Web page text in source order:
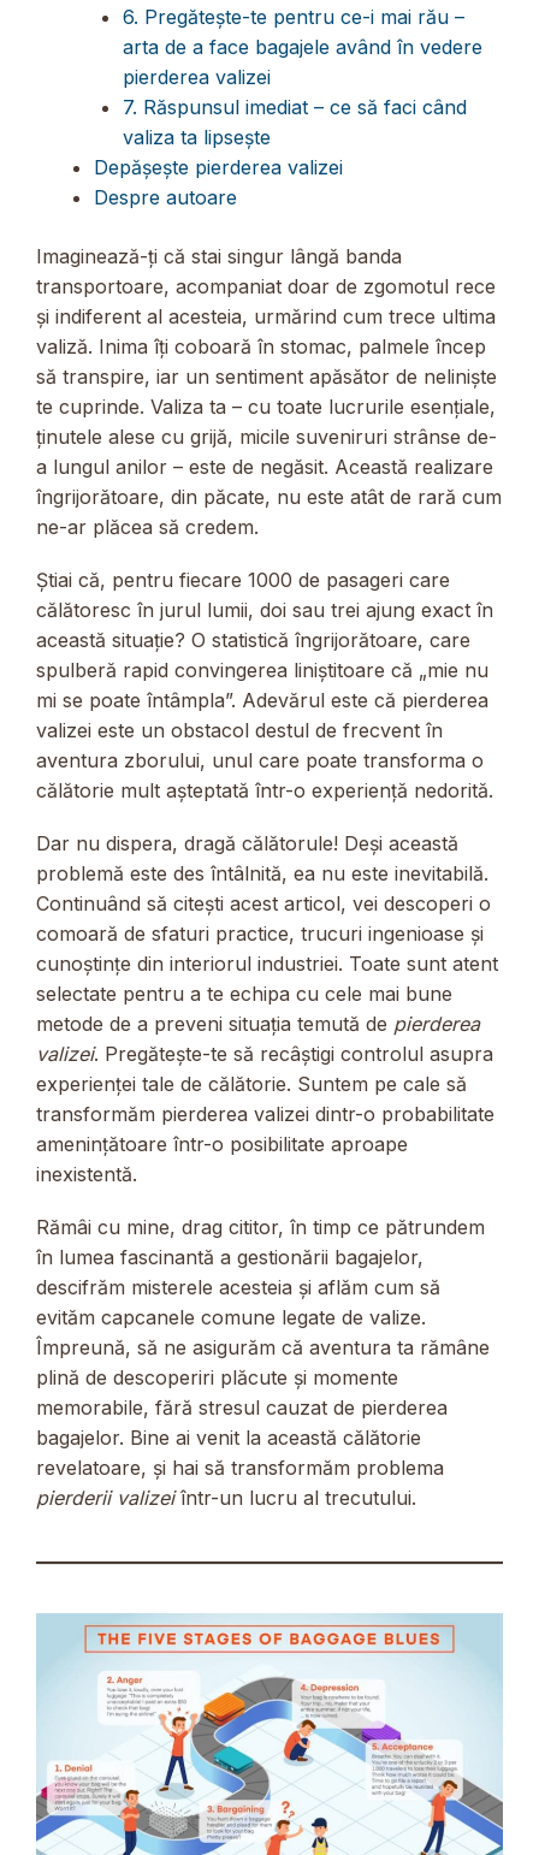
6. Pregătește-te pentru ce-i mai rău –
arta de a face bagajele având în vedere
pierderea valizei
7. Răspunsul imediat – ce să faci când
valiza ta lipsește
Depășește pierderea valizei
Despre autoare
Imaginează-ți că stai singur lângă banda
transportoare, acompaniat doar de zgomotul rece
și indiferent al acesteia, urmărind cum trece ultima
valiză. Inima îți coboară în stomac, palmele încep
să transpire, iar un sentiment apăsător de neliniște
te cuprinde. Valiza ta – cu toate lucrurile esențiale,
ținutele alese cu grijă, micile suveniruri strânse de-
a lungul anilor – este de negăsit. Această realizare
îngrijorătoare, din păcate, nu este atât de rară cum
ne-ar plăcea să credem.
Știai că, pentru fiecare 1000 de pasageri care
călătoresc în jurul lumii, doi sau trei ajung exact în
această situație? O statistică îngrijorătoare, care
spulberă rapid convingerea liniștitoare că „mie nu
mi se poate întâmpla”. Adevărul este că pierderea
valizei este un obstacol destul de frecvent în
aventura zborului, unul care poate transforma o
călătorie mult așteptată într-o experiență nedorită.
Dar nu dispera, dragă călătorule! Deși această
problemă este des întâlnită, ea nu este inevitabilă.
Continuând să citești acest articol, vei descoperi o
comoară de sfaturi practice, trucuri ingenioase și
cunoștințe din interiorul industriei. Toate sunt atent
selectate pentru a te echipa cu cele mai bune
metode de a preveni situația temută de pierderea
valizei. Pregătește-te să recâștigi controlul asupra
experienței tale de călătorie. Suntem pe cale să
transformăm pierderea valizei dintr-o probabilitate
amenințătoare într-o posibilitate aproape
inexistentă.
Rămâi cu mine, drag cititor, în timp ce pătrundem
în lumea fascinantă a gestionării bagajelor,
descifrăm misterele acesteia și aflăm cum să
evităm capcanele comune legate de valize.
Împreună, să ne asigurăm că aventura ta rămâne
plină de descoperiri plăcute și momente
memorabile, fără stresul cauzat de pierderea
bagajelor. Bine ai venit la această călătorie
revelatoare, și hai să transformăm problema
pierderii valizeiîntr-un lucru al trecutului.